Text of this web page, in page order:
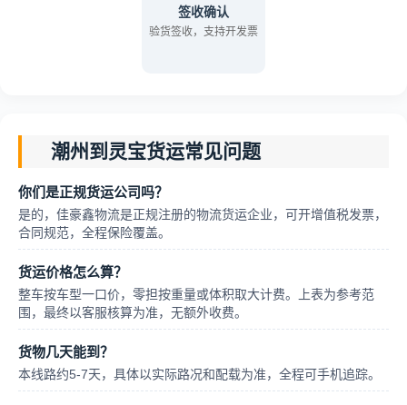
签收确认
验货签收，支持开发票
潮州到灵宝货运常见问题
你们是正规货运公司吗？
是的，佳豪鑫物流是正规注册的物流货运企业，可开增值税发票，
合同规范，全程保险覆盖。
货运价格怎么算？
整车按车型一口价，零担按重量或体积取大计费。上表为参考范
围，最终以客服核算为准，无额外收费。
货物几天能到？
本线路约5-7天，具体以实际路况和配载为准，全程可手机追踪。